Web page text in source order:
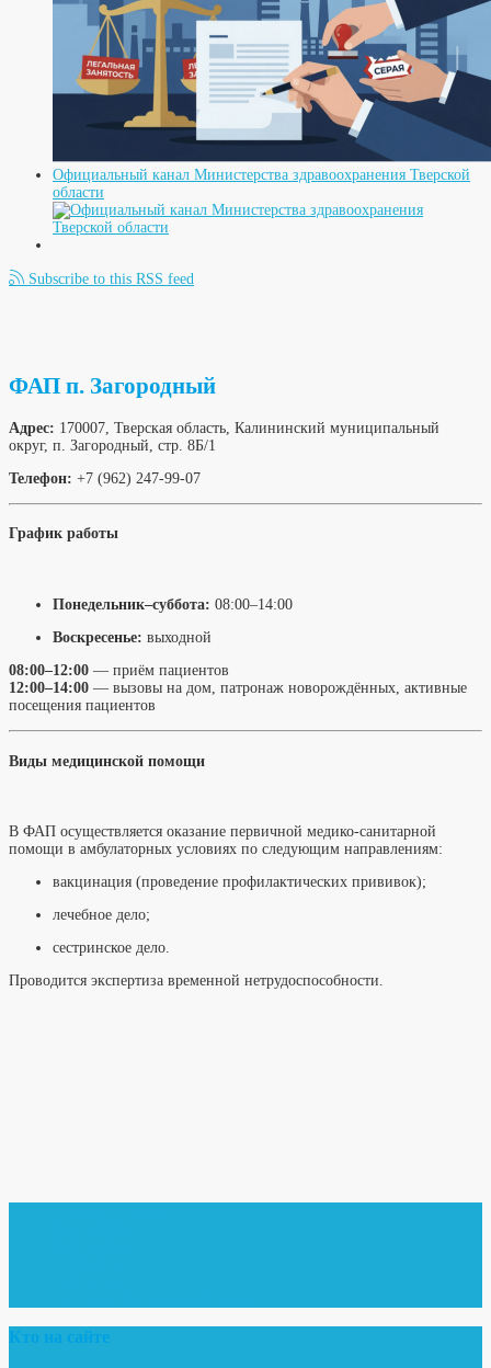
Официальный канал Министерства здравоохранения Тверской
области
Subscribe to this RSS feed
ФАП п. Загородный
Адрес: 170007, Тверская область, Калининский муниципальный
округ, п. Загородный, стр. 8Б/1
Телефон: +7 (962) 247-99-07
График работы
Понедельник–суббота: 08:00–14:00
Воскресенье: выходной
08:00–12:00 — приём пациентов
12:00–14:00 — вызовы на дом, патронаж новорождённых, активные
посещения пациентов
Виды медицинской помощи
В ФАП осуществляется оказание первичной медико-санитарной
помощи в амбулаторных условиях по следующим направлениям:
вакцинация (проведение профилактических прививок);
лечебное дело;
сестринское дело.
Проводится экспертиза временной нетрудоспособности.
Кто на сайте